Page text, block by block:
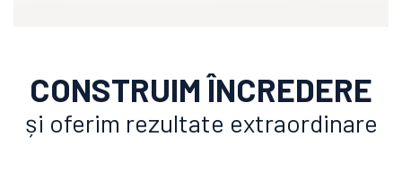
CONSTRUIM ÎNCREDERE
și oferim rezultate extraordinare